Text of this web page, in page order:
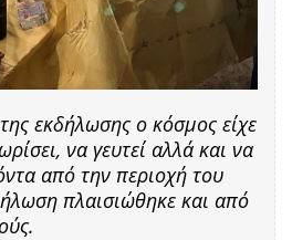
εκδήλωσης ο κόσμος είχε
να γευτεί αλλά και να
από την περιοχή του
πλαισιώθηκε και από